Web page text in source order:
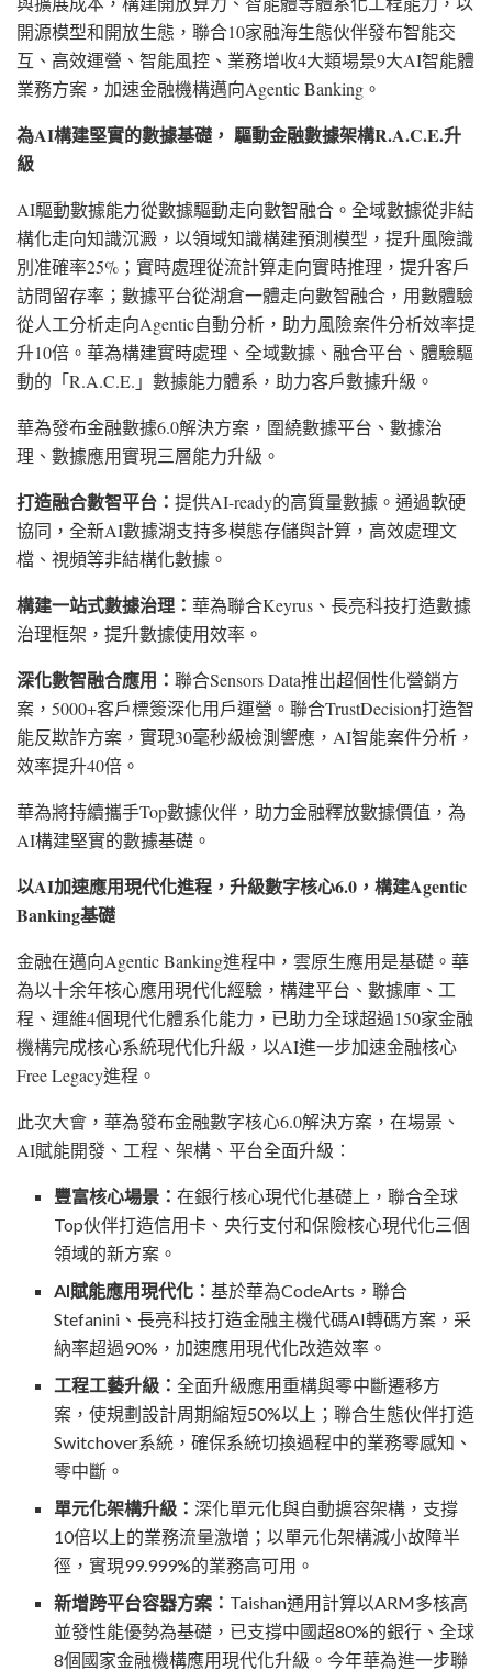
開源模型和開放生態，聯合10家融海生態伙伴發布智能交
互、高效運營、智能風控、業務增收4大類場景9大AI智能體
業務方案，加速金融機構邁向Agentic Banking。
為AI構建堅實的數據基礎， 驅動金融數據架構R.A.C.E.升
級
AI驅動數據能力從數據驅動走向數智融合。全域數據從非結
構化走向知識沉澱，以領域知識構建預測模型，提升風險識
別准確率25%；實時處理從流計算走向實時推理，提升客戶
訪問留存率；數據平台從湖倉一體走向數智融合，用數體驗
從人工分析走向Agentic自動分析，助力風險案件分析效率提
升10倍。華為構建實時處理、全域數據、融合平台、體驗驅
動的「R.A.C.E.」數據能力體系，助力客戶數據升級。
華為發布金融數據6.0解決方案，圍繞數據平台、數據治
理、數據應用實現三層能力升級。
打造融合數智平台： 提供AI-ready的高質量數據。通過軟硬
協同，全新AI數據湖支持多模態存儲與計算，高效處理文
檔、視頻等非結構化數據。
構建一站式數據治理： 華為聯合Keyrus、長亮科技打造數據
治理框架，提升數據使用效率。
深化數智融合應用： 聯合Sensors Data推出超個性化營銷方
案，5000+客戶標簽深化用戶運營。聯合TrustDecision打造智
能反欺詐方案，實現30毫秒級檢測響應，AI智能案件分析，
效率提升40倍。
華為將持續攜手Top數據伙伴，助力金融釋放數據價值，為
AI構建堅實的數據基礎。
以AI加速應用現代化進程，升級數字核心6.0，構建Agentic
Banking基礎
金融在邁向Agentic Banking進程中，雲原生應用是基礎。華
為以十余年核心應用現代化經驗，構建平台、數據庫、工
程、運維4個現代化體系化能力，已助力全球超過150家金融
機構完成核心系統現代化升級，以AI進一步加速金融核心
Free Legacy進程。
此次大會，華為發布金融數字核心6.0解決方案，在場景、
AI賦能開發、工程、架構、平台全面升級：
豐富核心場景：在銀行核心現代化基礎上，聯合全球
Top伙伴打造信用卡、央行支付和保險核心現代化三個
領域的新方案。
AI賦能應用現代化：基於華為CodeArts，聯合
Stefanini、長亮科技打造金融主機代碼AI轉碼方案，采
納率超過90%，加速應用現代化改造效率。
工程工藝升級：全面升級應用重構與零中斷遷移方
案，使規劃設計周期縮短50%以上；聯合生態伙伴打造
Switchover系統，確保系統切換過程中的業務零感知、
零中斷。
單元化架構升級：深化單元化與自動擴容架構，支撐
10倍以上的業務流量激增；以單元化架構減小故障半
徑，實現99.999%的業務高可用。
新增跨平台容器方案： Taishan通用計算以ARM多核高
並發性能優勢為基礎，已支撐中國超80%的銀行、全球
8個國家金融機構應用現代化升級。今年華為進一步聯